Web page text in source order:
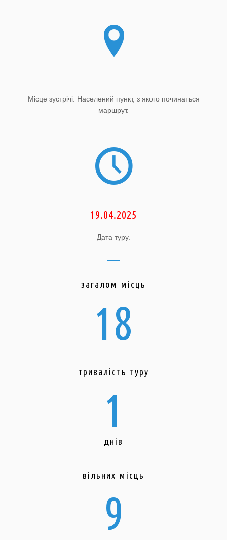
Місце зустрічі. Населений пункт, з якого починаться
маршрут.
19.04.2025
Дата туру.
загалом місць
18
тривалість туру
1
днів
вільних місць
9